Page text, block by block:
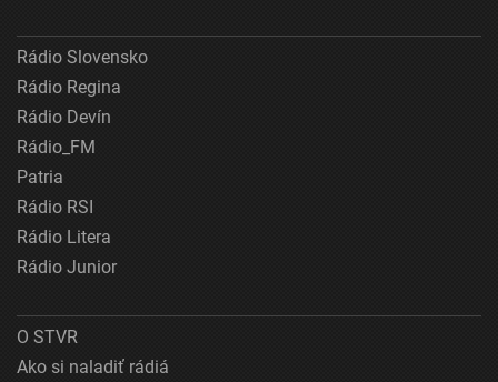
Rádio Slovensko
Rádio Regina
Rádio Devín
Rádio_FM
Patria
Rádio RSI
Rádio Litera
Rádio Junior
O STVR
Ako si naladiť rádiá